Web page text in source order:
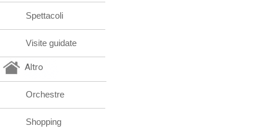
Spettacoli
Visite guidate
Altro
Orchestre
Shopping